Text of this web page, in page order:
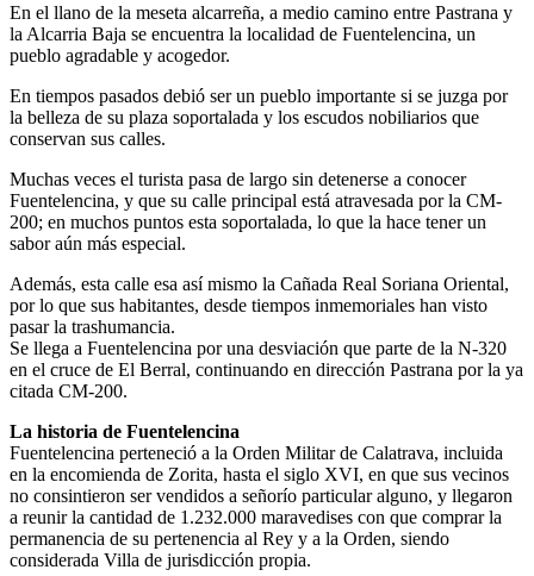
En el llano de la meseta alcarreña, a medio camino entre Pastrana y
la Alcarria Baja se encuentra la localidad de Fuentelencina, un
pueblo agradable y acogedor.
En tiempos pasados debió ser un pueblo importante si se juzga por
la belleza de su plaza soportalada y los escudos nobiliarios que
conservan sus calles.
Muchas veces el turista pasa de largo sin detenerse a conocer
Fuentelencina, y que su calle principal está atravesada por la CM-
200; en muchos puntos esta soportalada, lo que la hace tener un
sabor aún más especial.
Además, esta calle esa así mismo la Cañada Real Soriana Oriental,
por lo que sus habitantes, desde tiempos inmemoriales han visto
pasar la trashumancia.
Se llega a Fuentelencina por una desviación que parte de la N-320
en el cruce de El Berral, continuando en dirección Pastrana por la ya
citada CM-200.
La historia de Fuentelencina
Fuentelencina perteneció a la Orden Militar de Calatrava, incluida
en la encomienda de Zorita, hasta el siglo XVI, en que sus vecinos
no consintieron ser vendidos a señorío particular alguno, y llegaron
a reunir la cantidad de 1.232.000 maravedises con que comprar la
permanencia de su pertenencia al Rey y a la Orden, siendo
considerada Villa de jurisdicción propia.